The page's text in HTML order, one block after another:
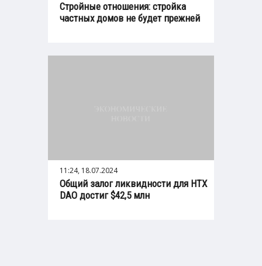
Стройные отношения: стройка
частных домов не будет прежней
11:24, 18.07.2024
Общий залог ликвидности для HTX
DAO достиг $42,5 млн